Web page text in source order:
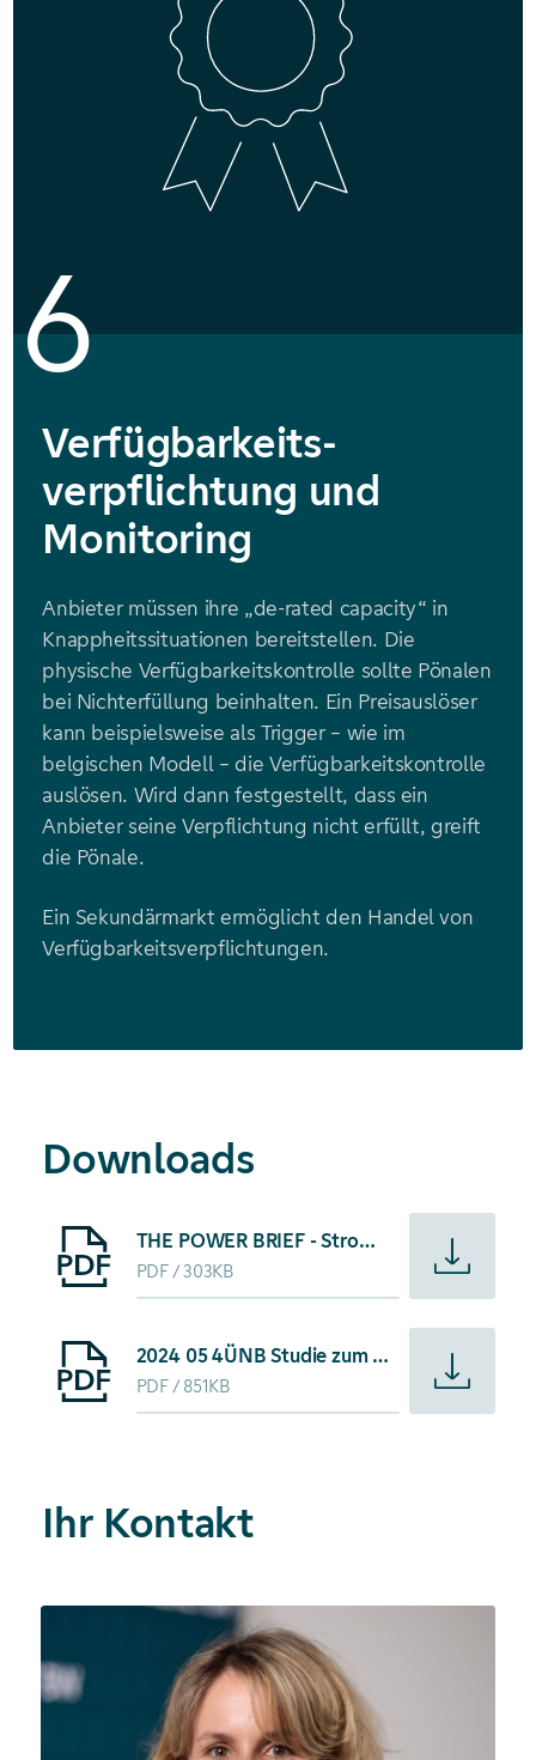
6
Verfügbarkeits-
verpflichtung und
Monitoring
Anbieter müssen ihre „de-rated capacity“ in
Knappheitssituationen bereitstellen. Die
physische Verfügbarkeitskontrolle sollte Pönalen
bei Nichterfüllung beinhalten. Ein Preisauslöser
kann beispielsweise als Trigger – wie im
belgischen Modell – die Verfügbarkeitskontrolle
auslösen. Wird dann festgestellt, dass ein
Anbieter seine Verpflichtung nicht erfüllt, greift
die Pönale.
Ein Sekundärmarkt ermöglicht den Handel von
Verfügbarkeits­verpflichtungen.
Downloads
Starte Download von: THE POWER BRIEF - StromVKG |
THE POWER BRIEF - StromVKG | April 2026
PDF 303KB
Starte Download von: 2024 05 4ÜNB Studie zum
2024 05 4ÜNB Studie zum zentralen Kapazitätsmarkt
PDF 851KB
Ihr Kontakt